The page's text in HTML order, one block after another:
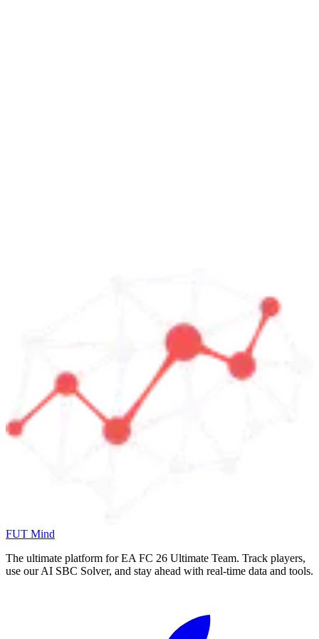
FUT Mind
The ultimate platform for EA FC 26 Ultimate Team. Track players,
use our AI SBC Solver, and stay ahead with real-time data and tools.